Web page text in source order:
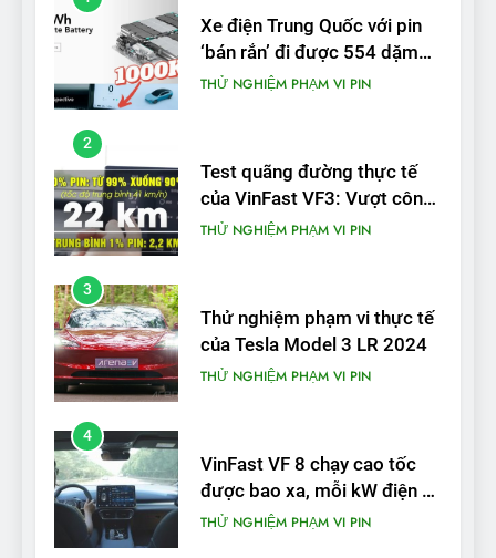
Xe điện Trung Quốc với pin
‘bán rắn’ đi được 554 dặm
trong bài kiểm tra phạm vi
THỬ NGHIỆM PHẠM VI PIN
2
Test quãng đường thực tế
của VinFast VF3: Vượt công
bố từ nhà sản xuất
THỬ NGHIỆM PHẠM VI PIN
3
Thử nghiệm phạm vi thực tế
của Tesla Model 3 LR 2024
THỬ NGHIỆM PHẠM VI PIN
4
VinFast VF 8 chạy cao tốc
được bao xa, mỗi kW điện đi
được bao nhiêu km?
THỬ NGHIỆM PHẠM VI PIN